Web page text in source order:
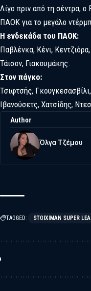
Λίγο πριν από τη σέντρα,
ΠΑΟΚ για το μεγάλο
Η ενδεκάδα του ΠΑΟΚ:
Παβλένκα, Κένι,
Τάισον, Γιακουμάκης.
Στον πάγκο:
Τσιφτσής,
Ιβανούσετς, Χατσίδης,
Author
Όλγα Τζέμου
TAGGED: STOIXIMAN SUPER